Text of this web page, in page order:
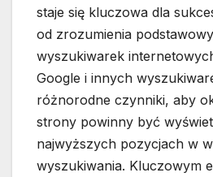
staje się kluczowa dla
od zrozumienia
wyszukiwarek
Google i innych
różnorodne czynniki, aby
strony powinny być
najwyższych pozycjach w
wyszukiwania. Kluczowym